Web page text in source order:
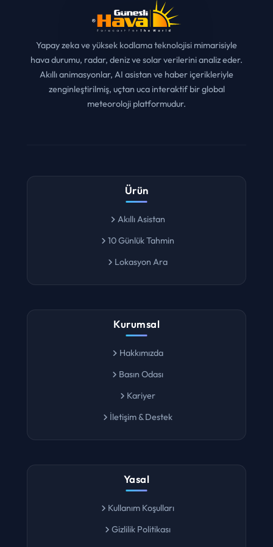
Yapay zeka ve yüksek kodlama teknolojisi mimarisiyle
hava durumu, radar, deniz ve solar verilerini analiz eder.
Akıllı animasyonlar, AI asistan ve haber içerikleriyle
zenginleştirilmiş, uçtan uca interaktif bir global
Ürün
Kurumsal
Yasal